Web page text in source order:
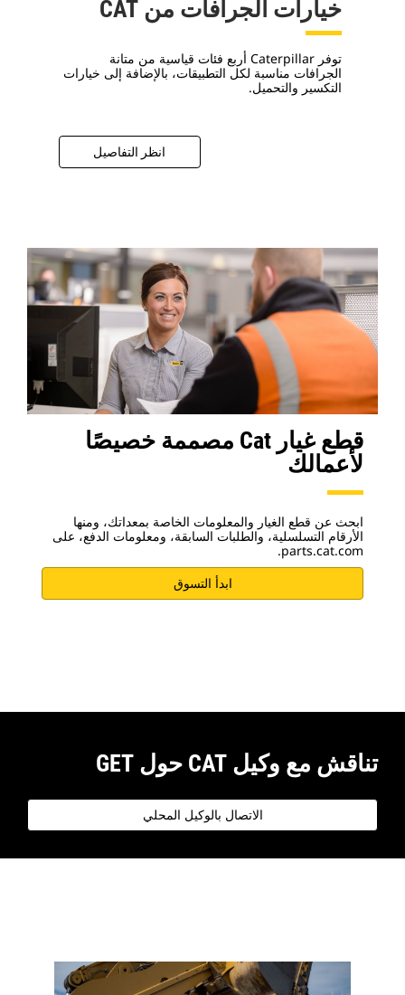
خيارات الجرافات من CAT
توفر Caterpillar أربع فئات قياسية من متانة
الجرافات مناسبة لكل التطبيقات، بالإضافة إلى خيارات
التكسير والتحميل.
انظر التفاصيل
قطع غيار Cat مصممة خصيصًا
لأعمالك
ابحث عن قطع الغيار والمعلومات الخاصة بمعداتك، ومنها
الأرقام التسلسلية، والطلبات السابقة، ومعلومات الدفع، على
parts.cat.com.
ابدأ التسوق
تناقش مع وكيل CAT حول GET
الاتصال بالوكيل المحلي